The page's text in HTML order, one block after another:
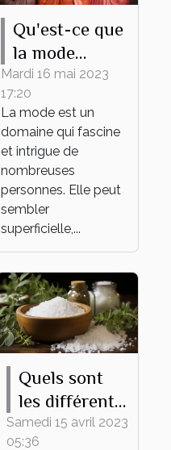
Qu'est-ce que
la mode
apporte ?
Mardi 16 mai 2023
17:20
La mode est un
domaine qui fascine
et intrigue de
nombreuses
personnes. Elle peut
sembler
superficielle,...
Quels sont
les différents
bienfaits des
Samedi 15 avril 2023
05:36